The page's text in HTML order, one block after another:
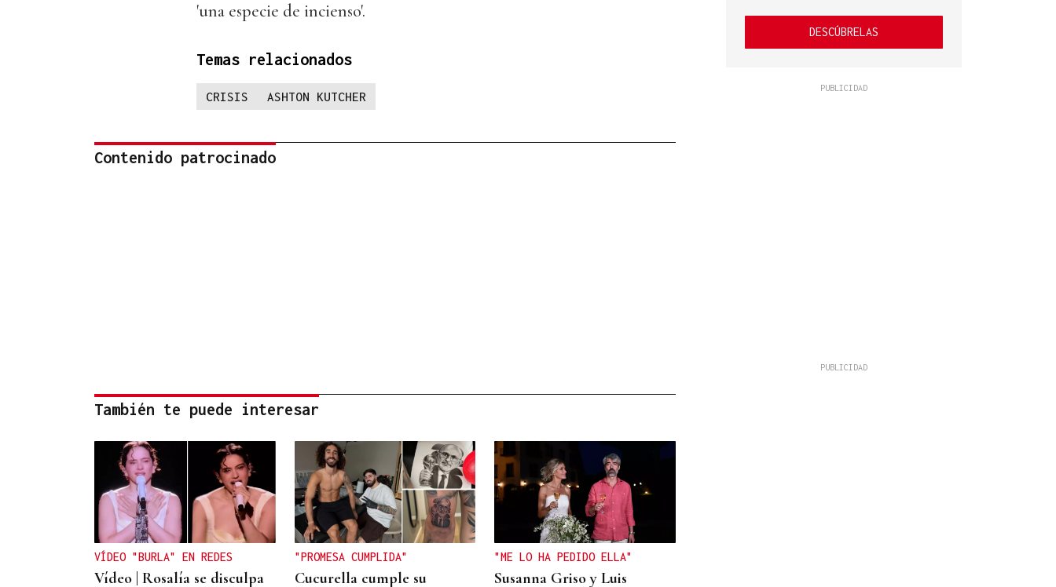
'una especie de incienso'.
Temas relacionados
CRISIS ASHTON KUTCHER
Contenido patrocinado
También te puede interesar
VÍDEO "BURLA" EN REDES
Vídeo | Rosalía se disculpa
"PROMESA CUMPLIDA"
Cucurella cumple su
"ME LO HA PEDIDO ELLA"
Susanna Griso y Luis
DESCÚBRELAS